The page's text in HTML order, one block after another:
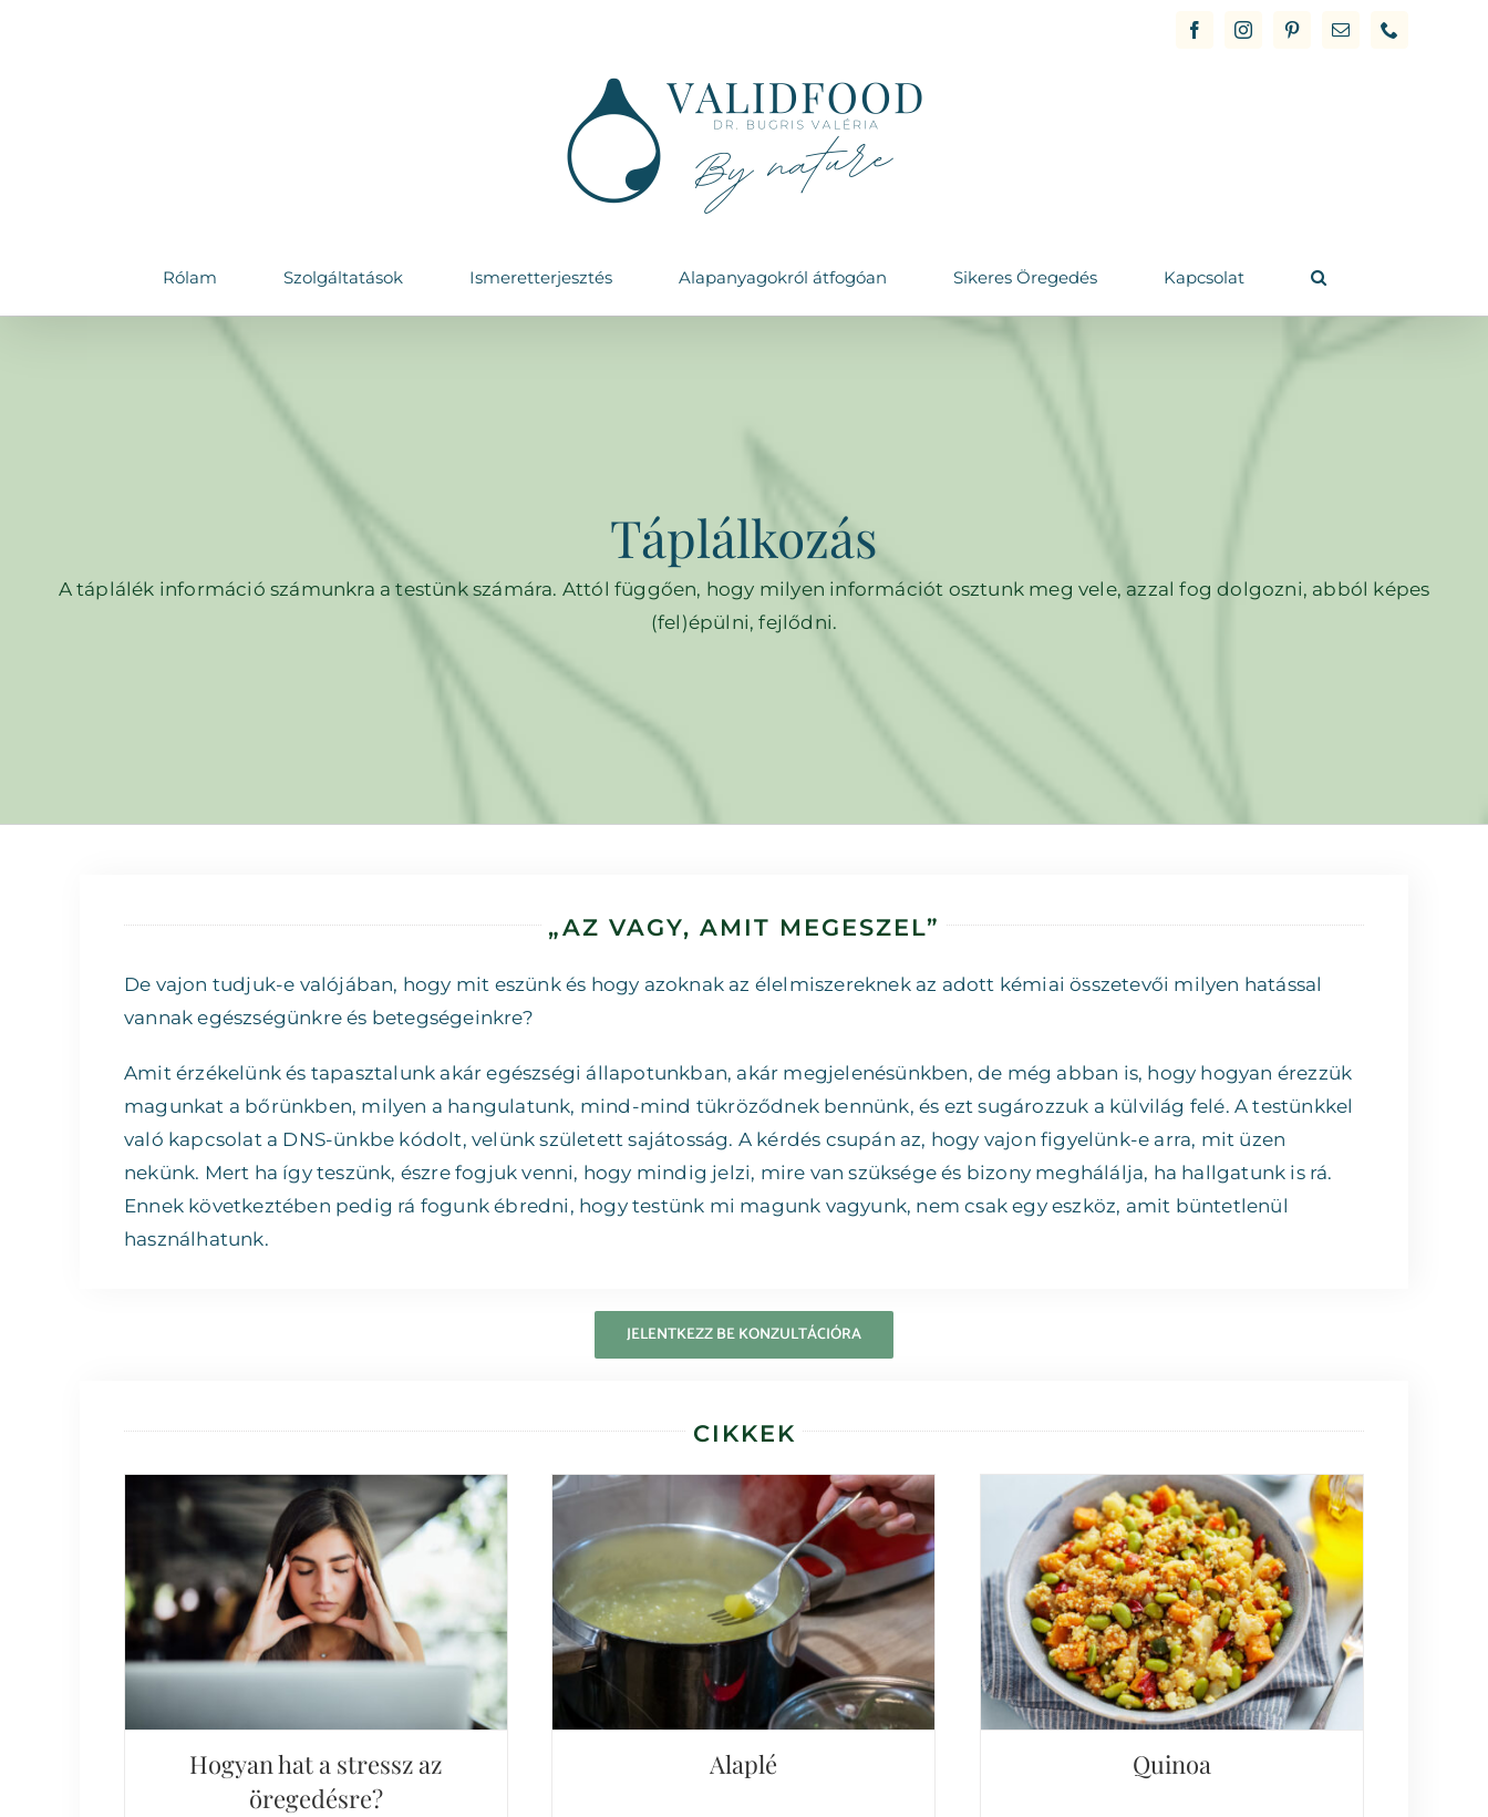
FacebookInstagramPinterestEmail Phone
Rólam Szolgáltatások Ismeretterjesztés Alapanyagokról átfogóan Sikeres Öregedés Kapcsolat
Táplálkozás
A táplálék információ számunkra a testünk számára. Attól függően, hogy milyen információt osztunk meg vele, azzal fog dolgozni, abból képes
(fel)épülni, fejlődni.
„AZ VAGY, AMIT MEGESZEL”
De vajon tudjuk-e valójában, hogy mit eszünk és hogy azoknak az élelmiszereknek az adott kémiai összetevői milyen hatással
vannak egészségünkre és betegségeinkre?
Amit érzékelünk és tapasztalunk akár egészségi állapotunkban, akár megjelenésünkben, de még abban is, hogy hogyan érezzük
magunkat a bőrünkben, milyen a hangulatunk, mind-mind tükröződnek bennünk, és ezt sugározzuk a külvilág felé. A testünkkel
való kapcsolat a DNS-ünkbe kódolt, velünk született sajátosság. A kérdés csupán az, hogy vajon figyelünk-e arra, mit üzen
nekünk. Mert ha így teszünk, észre fogjuk venni, hogy mindig jelzi, mire van szüksége és bizony meghálálja, ha hallgatunk is rá.
Ennek következtében pedig rá fogunk ébredni, hogy testünk mi magunk vagyunk, nem csak egy eszköz, amit büntetlenül
használhatunk.
JELENTKEZZ BE KONZULTÁCIÓRA
CIKKEK
Hogyan hat a stressz az
öregedésre?
Hogyan hat a stressz az
öregedésre?
Alaplé
Alaplé
Quinoa
Quinoa